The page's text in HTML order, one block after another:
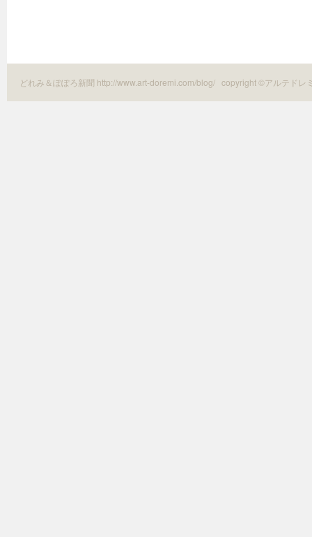
どれみ＆ぽぽろ新聞 http://www.art-doremi.com/blog/ copyright ©アルテドレ